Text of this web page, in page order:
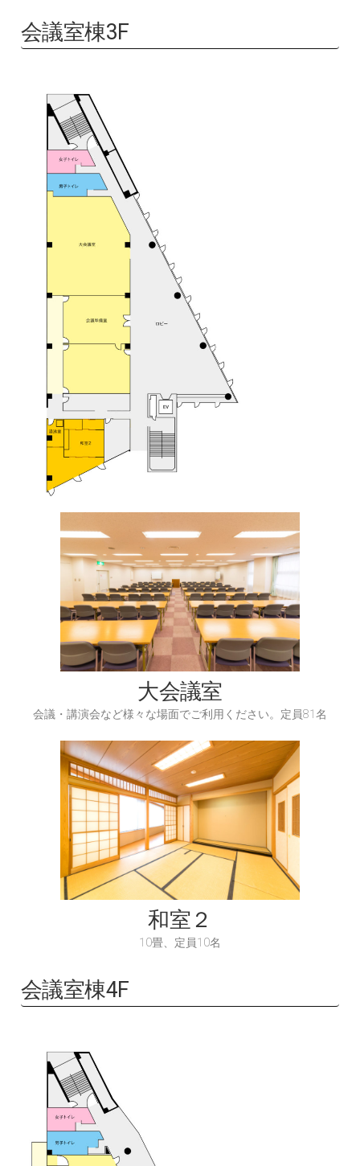
会議室棟3F
大会議室
会議・講演会など様々な場面でご利用ください。定員81名
和室２
10畳、定員10名
会議室棟4F